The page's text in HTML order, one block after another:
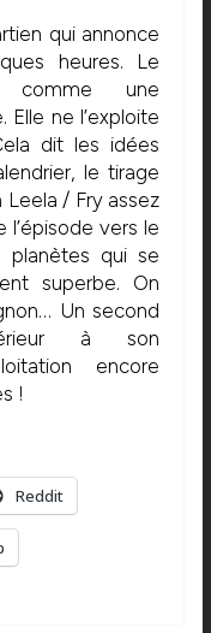
qui annonce
heures. Le
comme une
ne l’exploite
dit les idées
le tirage
Leela / Fry assez
vers le
qui se
superbe. On
Un second
à son
encore
!
Reddit